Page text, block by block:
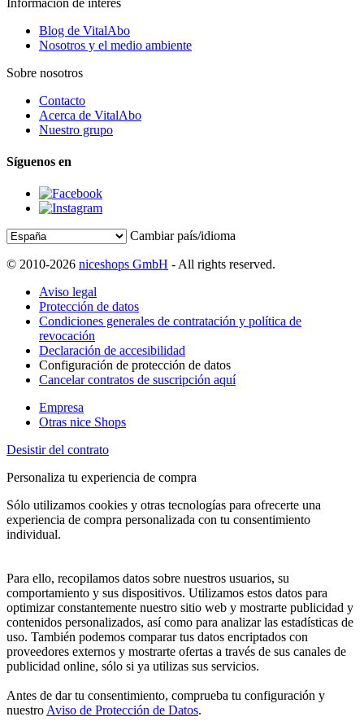
Blog de VitalAbo
Nosotros y el medio ambiente
Sobre nosotros
Contacto
Acerca de VitalAbo
Nuestro grupo
Síguenos en
Cambiar país/idioma
© 2010-2026 niceshops GmbH - All rights reserved.
Aviso legal
Protección de datos
Condiciones generales de contratación y política de
revocación
Declaración de accesibilidad
Configuración de protección de datos
Cancelar contratos de suscripción aquí
Empresa
Otras nice Shops
Desistir del contrato
Personaliza tu experiencia de compra
Sólo utilizamos cookies y otras tecnologías para ofrecerte una
experiencia de compra personalizada con tu consentimiento
individual.
Para ello, recopilamos datos sobre nuestros usuarios, su
comportamiento y sus dispositivos. Utilizamos estos datos para
optimizar constantemente nuestro sitio web y mostrarte publicidad y
contenidos personalizados, así como para analizar las estadísticas de
uso. También podemos comparar tus datos encriptados con
proveedores externos y mostrarte ofertas a través de sus canales de
publicidad online, sólo si ya utilizas sus servicios.
Antes de dar tu consentimiento, comprueba tu configuración y
nuestroAviso de Protección de Datos.